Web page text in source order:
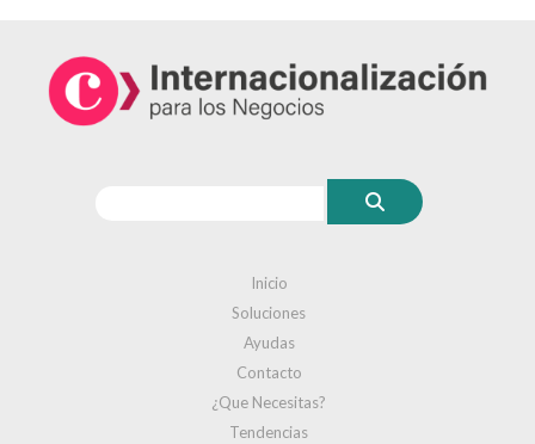
Inicio
Soluciones
Ayudas
Contacto
¿Que Necesitas?
Tendencias